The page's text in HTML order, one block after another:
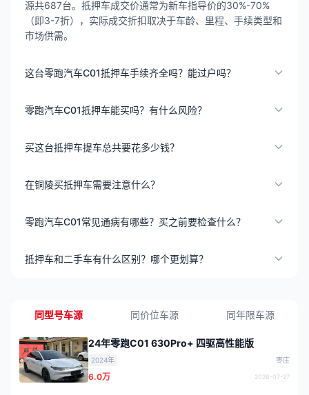
源共687台。抵押车成交价通常为新车指导价的30%-70%
（即3-7折），实际成交折扣取决于车龄、里程、手续类型和
市场供需。
这台零跑汽车C01抵押车手续齐全吗？能过户吗？
零跑汽车C01抵押车能买吗？有什么风险？
买这台抵押车提车总共要花多少钱？
在铜陵买抵押车需要注意什么？
零跑汽车C01常见通病有哪些？买之前要检查什么？
抵押车和二手车有什么区别？哪个更划算？
同型号车源 同价位车源 同年限车源
24年零跑C01 630Pro+ 四驱高性能版
2024年 枣庄
6.0万 2026-07-27